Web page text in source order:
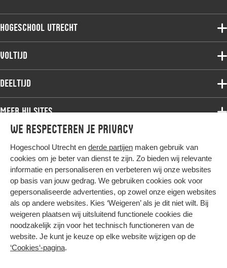
We respecteren je privacy
Hogeschool Utrecht en derde partijen maken gebruik van
cookies om je beter van dienst te zijn. Zo bieden wij relevante
informatie en personaliseren en verbeteren wij onze websites
op basis van jouw gedrag. We gebruiken cookies ook voor
gepersonaliseerde advertenties, op zowel onze eigen websites
als op andere websites. Kies ‘Weigeren’ als je dit niet wilt. Bij
weigeren plaatsen wij uitsluitend functionele cookies die
noodzakelijk zijn voor het technisch functioneren van de
website. Je kunt je keuze op elke website wijzigen op de
‘Cookies‘-pagina.
Hogeschool Utrecht
Voltijdopleidingen
Deeltijdopleidingen
Onderzoek
Werken bij de HU
Contact
Voltijd
Associate degree
Bachelor
Master
Studiekeuze voltijd
Deeltijd
Associate degree
Bachelor
Master
Post-master
Studiekeuze deeltijd
Meer HU sites
HU International
HU Bibliotheek
HU Ontwikkelt
Duurzame HU
Intranet
Trajectum
Hier komt alles samen
Colofon
Privacy
Cookies